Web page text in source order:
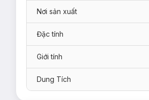
Đối tượng sử dụng:
Sản phẩm phù hợp tóc gàu.
Thành phần BHA/ AHA/ PHA +
Nơi sản xuất
Đặc tính
Giới tính
Dung Tích